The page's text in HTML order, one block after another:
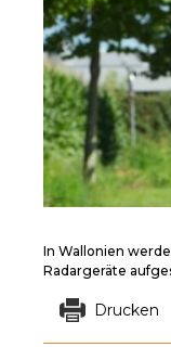
In Wallonien
Radargeräte
Drucken